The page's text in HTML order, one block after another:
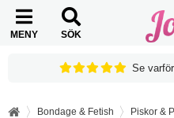
MENY SÖK
Se
Bondage & Fetish Piskor &